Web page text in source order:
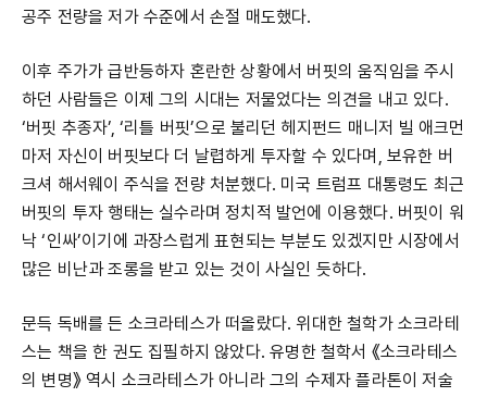
공주 전량을 저가 수준에서 손절 매도했다.
이후 주가가 급반등하자 혼란한 상황에서 버핏의 움직임을 주시
하던 사람들은 이제 그의 시대는 저물었다는 의견을 내고 있다.
‘버핏 추종자’, ‘리틀 버핏’으로 불리던 헤지펀드 매니저 빌 애크먼
마저 자신이 버핏보다 더 날렵하게 투자할 수 있다며, 보유한 버
크셔 해서웨이 주식을 전량 처분했다. 미국 트럼프 대통령도 최근
버핏의 투자 행태는 실수라며 정치적 발언에 이용했다. 버핏이 워
낙 ‘인싸’이기에 과장스럽게 표현되는 부분도 있겠지만 시장에서
많은 비난과 조롱을 받고 있는 것이 사실인 듯하다.
문득 독배를 든 소크라테스가 떠올랐다. 위대한 철학가 소크라테
스는 책을 한 권도 집필하지 않았다. 유명한 철학서 《소크라테스
의 변명》 역시 소크라테스가 아니라 그의 수제자 플라톤이 저술